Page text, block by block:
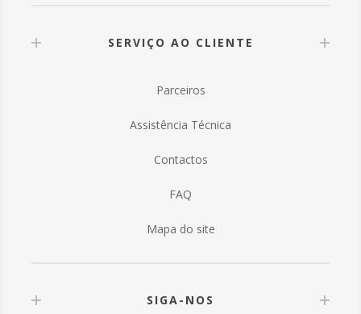
SERVIÇO AO CLIENTE
Parceiros
Assistência Técnica
Contactos
FAQ
Mapa do site
SIGA-NOS